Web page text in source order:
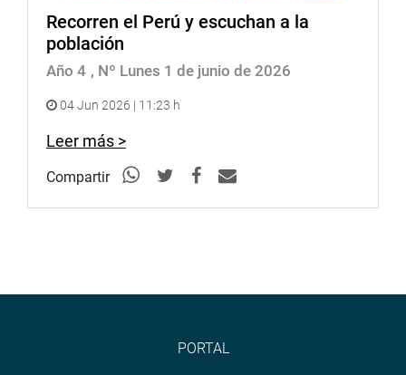
Recorren el Perú y escuchan a la
población
Año 4 , Nº Lunes 1 de junio de 2026
04 Jun 2026 | 11:23 h
Leer más >
Compartir
PORTAL